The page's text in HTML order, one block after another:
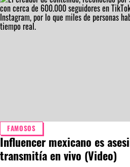
FAMOSOS
Influencer mexicano es
transmitía en vivo (Video)